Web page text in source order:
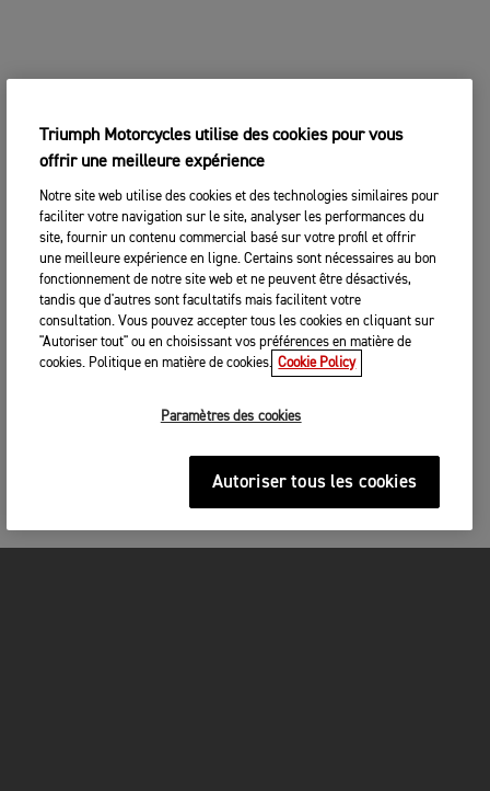
Triumph Motorcycles utilise des cookies pour vous
offrir une meilleure expérience
Notre site web utilise des cookies et des technologies similaires pour
faciliter votre navigation sur le site, analyser les performances du
site, fournir un contenu commercial basé sur votre profil et offrir
une meilleure expérience en ligne. Certains sont nécessaires au bon
fonctionnement de notre site web et ne peuvent être désactivés,
tandis que d'autres sont facultatifs mais facilitent votre
consultation. Vous pouvez accepter tous les cookies en cliquant sur
"Autoriser tout" ou en choisissant vos préférences en matière de
cookies. Politique en matière de cookies. Cookie Policy
Paramètres des cookies
Autoriser tous les cookies